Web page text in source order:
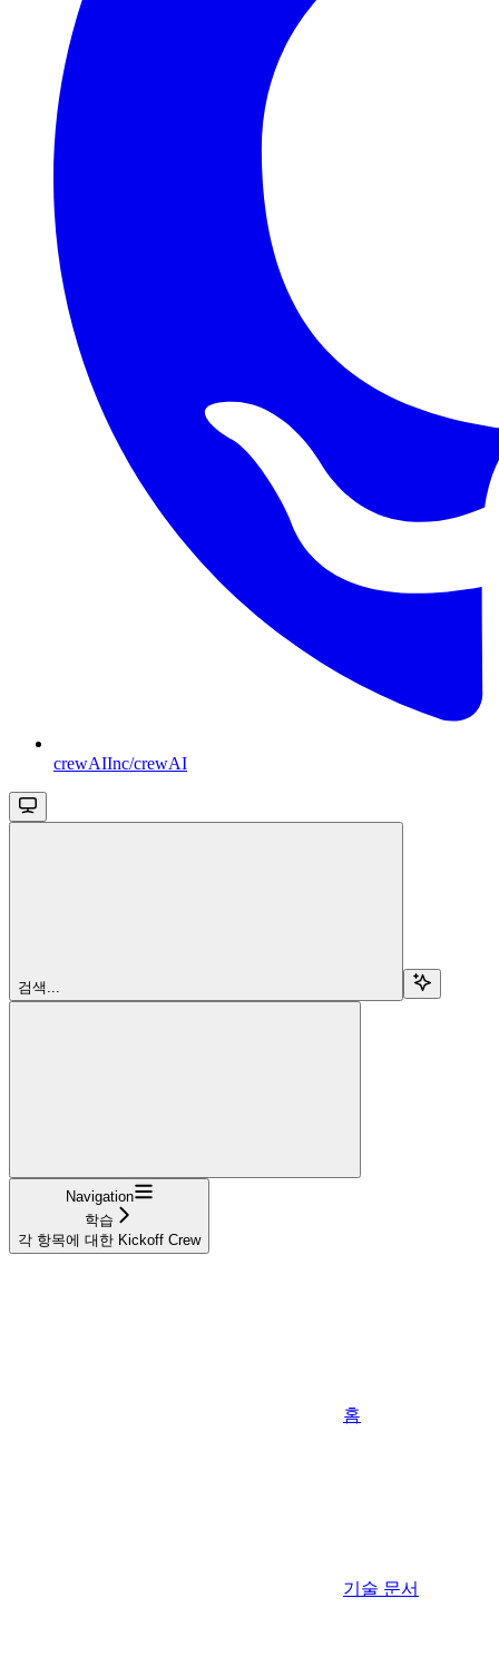
crewAIInc/crewAI
검색...
Navigation
학습
각 항목에 대한 Kickoff Crew
홈
기술 문서